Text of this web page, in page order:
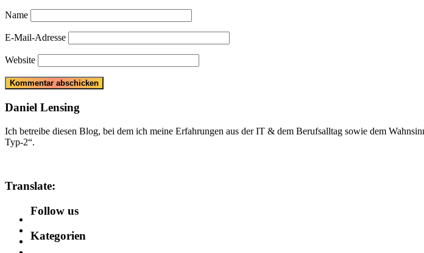
Name
E-Mail-Adresse
Website
Daniel Lensing
Ich betreibe diesen Blog, bei dem ich meine Erfahrungen aus der IT & dem Berufsalltag sowie dem
Typ-2“.
Translate:
Follow us
Kategorien